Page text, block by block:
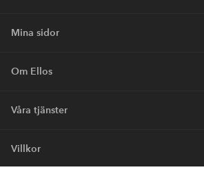
Mina sidor
Om Ellos
Våra tjänster
Villkor